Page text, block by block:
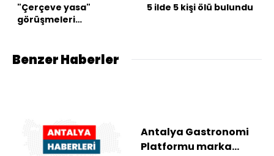
"Çerçeve yasa"
görüşmeleri
5 ilde 5 kişi ölü bulundu
Benzer Haberler
Antalya Gastronomi
Platformu marka